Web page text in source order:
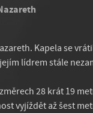
Kapela se
lídrem stále
28 krát 19
vyjíždět až šest